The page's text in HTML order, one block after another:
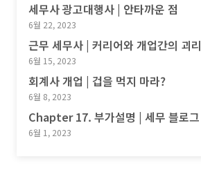
세무사 광고대행사 | 안타까운 점
6월 22, 2023
근무 세무사 | 커리어와 개업간의 괴리
6월 15, 2023
회계사 개업 | 겁을 먹지 마라?
6월 8, 2023
Chapter 17. 부가설명 | 세무 블로그
6월 1, 2023